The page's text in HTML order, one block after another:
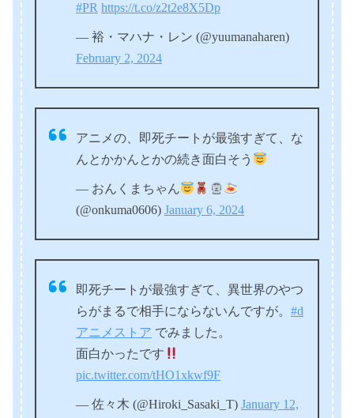
#PR https://t.co/z2t2e8X5Dp
— 裕・マハナ・レン (@yuumanaharen)
February 2, 2024
アニメの、即死チートが最強すぎて、な
んとかかんとかの続き面白そう
— おんくまちゃん
(@onkuma0606) January 6, 2024
即死チートが最強すぎて、異世界のやつ
らがまるで相手にならないんですが。 #d
アニメストア でみました。
面白かったです
pic.twitter.com/tHO1xkwf9F
— 佐々木 (@Hiroki_Sasaki_T) January 12,